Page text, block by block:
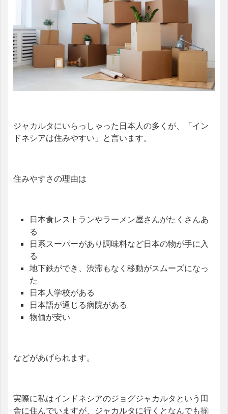
ジャカルタにいらっしゃった日本人の多くが、「イン
ドネシアは住みやすい」と言います。
住みやすさの理由は
日本食レストランやラーメン屋さんがたくさんあ
る
日系スーパーがあり調味料など日本の物が手に入
る
地下鉄ができ、渋滞もなく移動がスムーズになっ
た
日本人学校がある
日本語が通じる病院がある
物価が安い
などがあげられます。
実際に私はインドネシアのジョグジャカルタという田
舎に住んでいますが、ジャカルタに行くとなんでも揃